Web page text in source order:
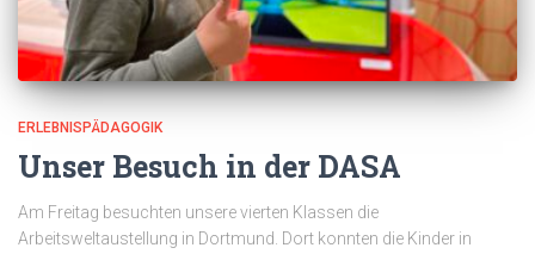
ERLEBNISPÄDAGOGIK
Unser Besuch in der DASA
Am Freitag besuchten unsere vierten Klassen die
Arbeitsweltaustellung in Dortmund. Dort konnten die Kinder in